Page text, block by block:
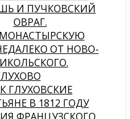
И ПУЧКОВСКИЙ
ОВРАГ.
ОТ НОВО-
ГЛУХОВСКИЕ
В 1812 ГОДУ